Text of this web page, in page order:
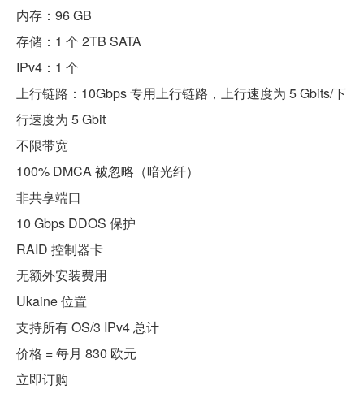
内存：96 GB
存储：1 个 2TB SATA
IPv4：1 个
上行链路：10Gbps 专用上行链路，上行速度为 5 Gbits/下
行速度为 5 Gbit
不限带宽
100% DMCA 被忽略（暗光纤）
非共享端口
10 Gbps DDOS 保护
RAID 控制器卡
无额外安装费用
Ukaine 位置
支持所有 OS/3 IPv4 总计
价格 = 每月 830 欧元
立即订购